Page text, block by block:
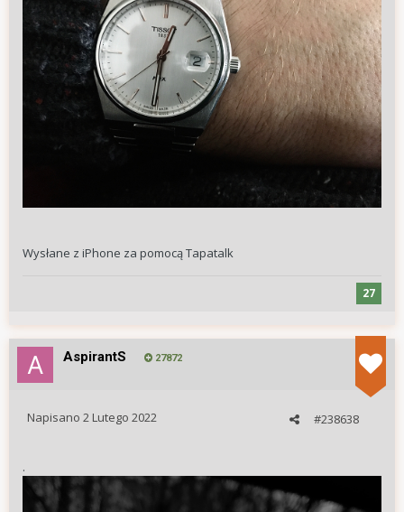
Wysłane z iPhone za pomocą Tapatalk
27
AspirantS 27872
#238638
Napisano 2 Lutego 2022
.